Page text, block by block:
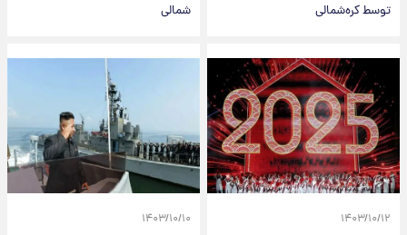
توسط کره‌شمالی
شمالی
۱۴۰۳/۱۰/۱۲ ۱۴۰۳/۱۰/۱۰